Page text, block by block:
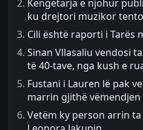
Këngëtarja e njohur
ku drejtori muzikor
Cili është raporti i Tarës
Sinan Vllasaliu vendosi
të 40-tave, nga kush e
Fustani i Lauren lë pak
marrin gjithë vëmendjen
Vetëm ky person arrin